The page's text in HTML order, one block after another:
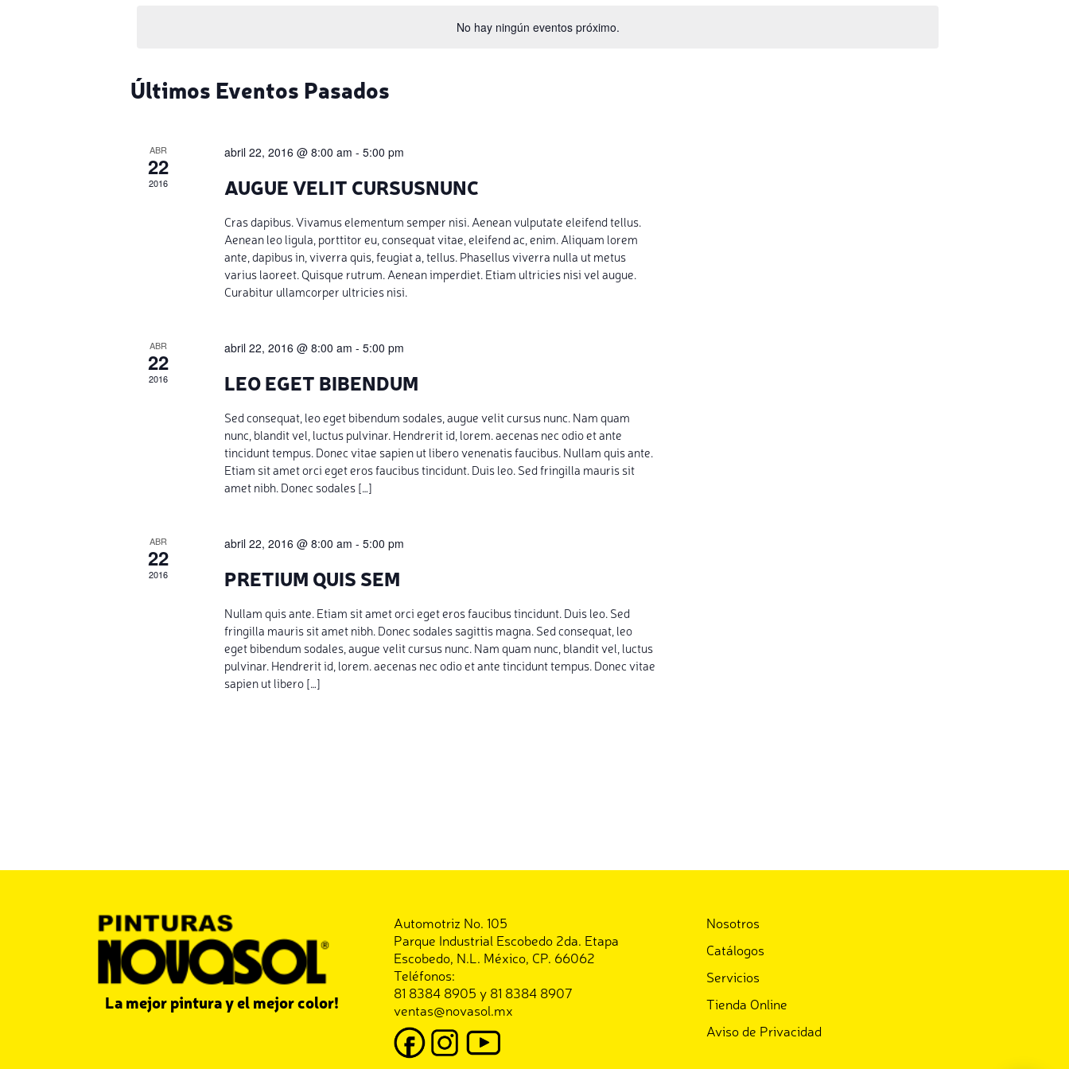
No hay ningún eventos próximo.
Eventos
Calendario
Eventos
Últimos Eventos Pasados
ABR
22
2016
abril 22, 2016 @ 8:00 am -5:00 pm
AUGUE VELIT CURSUSNUNC
Cras dapibus. Vivamus elementum semper nisi. Aenean vulputate eleifend tellus.
Aenean leo ligula, porttitor eu, consequat vitae, eleifend ac, enim. Aliquam lorem
ante, dapibus in, viverra quis, feugiat a, tellus. Phasellus viverra nulla ut metus
varius laoreet. Quisque rutrum. Aenean imperdiet. Etiam ultricies nisi vel augue.
Curabitur ullamcorper ultricies nisi.
ABR
22
2016
abril 22, 2016 @ 8:00 am -5:00 pm
LEO EGET BIBENDUM
Sed consequat, leo eget bibendum sodales, augue velit cursus nunc. Nam quam
nunc, blandit vel, luctus pulvinar. Hendrerit id, lorem. aecenas nec odio et ante
tincidunt tempus. Donec vitae sapien ut libero venenatis faucibus. Nullam quis ante.
Etiam sit amet orci eget eros faucibus tincidunt. Duis leo. Sed fringilla mauris sit
amet nibh. Donec sodales […]
ABR
22
2016
abril 22, 2016 @ 8:00 am -5:00 pm
PRETIUM QUIS SEM
Nullam quis ante. Etiam sit amet orci eget eros faucibus tincidunt. Duis leo. Sed
fringilla mauris sit amet nibh. Donec sodales sagittis magna. Sed consequat, leo
eget bibendum sodales, augue velit cursus nunc. Nam quam nunc, blandit vel, luctus
pulvinar. Hendrerit id, lorem. aecenas nec odio et ante tincidunt tempus. Donec vitae
sapien ut libero […]
La mejor pintura y el mejor color!
Automotriz No. 105
Parque Industrial Escobedo 2da. Etapa
Escobedo, N.L. México, CP. 66062
Teléfonos:
81 8384 8905 y 81 8384 8907
ventas@novasol.mx
Nosotros
Catálogos
Servicios
Tienda Online
Aviso de Privacidad